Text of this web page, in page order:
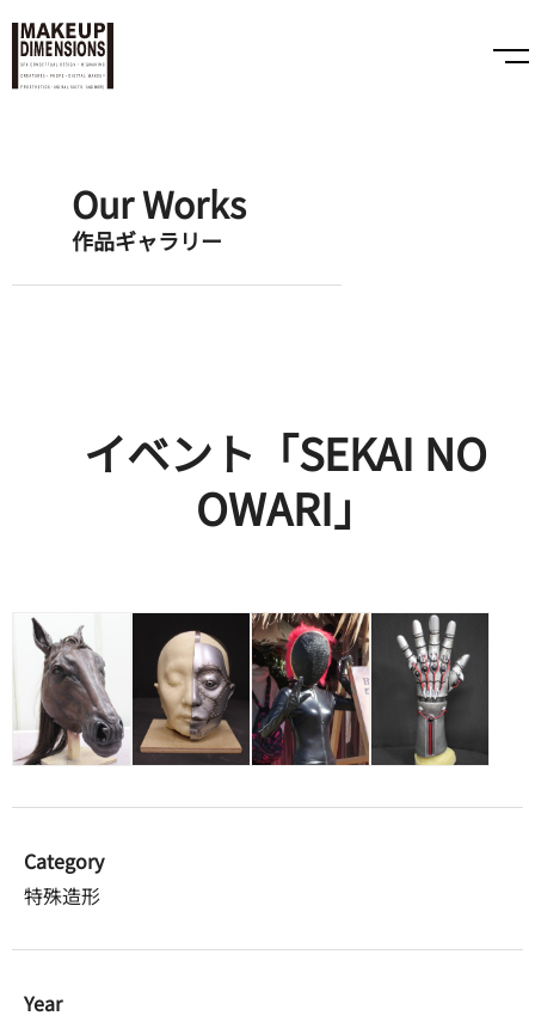
Our Works
作品ギャラリー
イベント「SEKAI NO
OWARI」
Category
特殊造形
Year